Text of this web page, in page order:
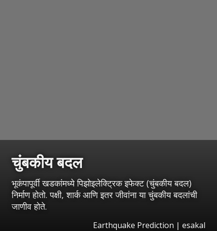
चुंबकीय बदल
भूकंपापूर्वी खडकांमध्ये पिझोइलेक्ट्रिक इफेक्ट (चुंबकीय बदल)
निर्माण होतो. पक्षी, शार्क आणि इतर जीवांना या चुंबकीय बदलांची
जाणीव होते.
Earthquake Prediction | esakal